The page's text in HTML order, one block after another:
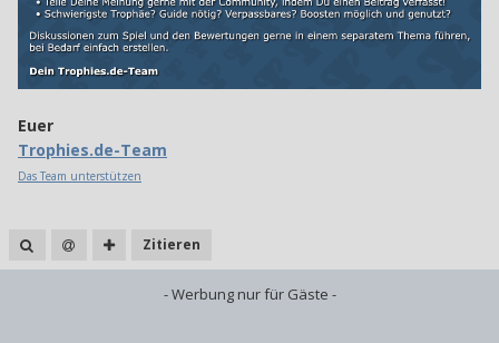
Euer
Trophies.de-Team
Das Team unterstützen
Zitieren
- Werbung nur für Gäste -